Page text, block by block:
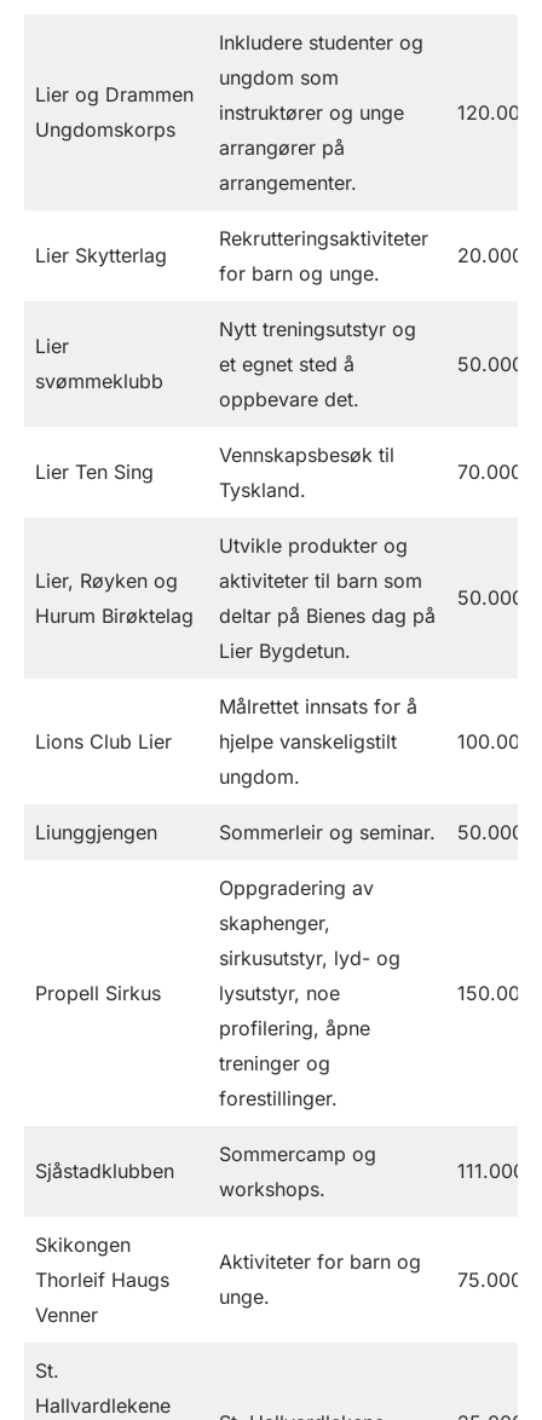
Lier og Drammen
Ungdomskorps
Inkludere studenter og
ungdom som
instruktører og unge
arrangører på
arrangementer.
120.000
Lier Skytterlag
Rekrutteringsaktiviteter
for barn og unge.
20.000
Lier
svømmeklubb
Nytt treningsutstyr og
et egnet sted å
oppbevare det.
50.000
Lier Ten Sing
Vennskapsbesøk til
Tyskland.
70.000
Lier, Røyken og
Hurum Birøktelag
Utvikle produkter og
aktiviteter til barn som
deltar på Bienes dag på
Lier Bygdetun.
50.000
Lions Club Lier
Målrettet innsats for å
hjelpe vanskeligstilt
ungdom.
100.000
Liunggjengen Sommerleir og seminar. 50.000
Propell Sirkus
Oppgradering av
skaphenger,
sirkusutstyr, lyd- og
lysutstyr, noe
profilering, åpne
treninger og
forestillinger.
150.000
Sjåstadklubben
Sommercamp og
workshops.
111.000
Skikongen
Thorleif Haugs
Venner
Aktiviteter for barn og
unge.
75.000
St.
Hallvardlekene